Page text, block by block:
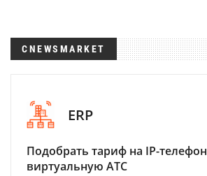
CNEWSMARKET
ERP
Подобрать тариф на IP-
виртуальную АТС